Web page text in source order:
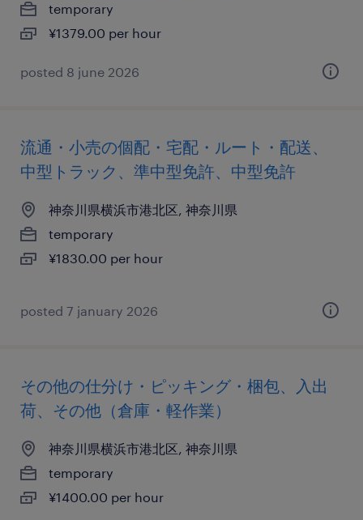
temporary
¥1379.00 per hour
posted 8 june 2026
流通・小売の個配・宅配・ルート・配送、
中型トラック、準中型免許、中型免許
神奈川県横浜市港北区, 神奈川県
temporary
¥1830.00 per hour
posted 7 january 2026
その他の仕分け・ピッキング・梱包、入出
荷、その他（倉庫・軽作業）
神奈川県横浜市港北区, 神奈川県
temporary
¥1400.00 per hour